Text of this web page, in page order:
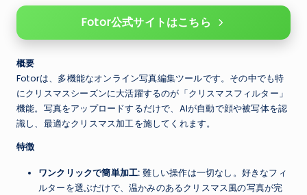
Fotor公式サイトはこちら
概要
Fotorは、多機能なオンライン写真編集ツールです。その中でも特
にクリスマスシーズンに大活躍するのが「クリスマスフィルター」
機能。写真をアップロードするだけで、AIが自動で顔や被写体を認
識し、最適なクリスマス加工を施してくれます。
特徴
ワンクリックで簡単加工: 難しい操作は一切なし。好きなフィ
ルターを選ぶだけで、温かみのあるクリスマス風の写真が完